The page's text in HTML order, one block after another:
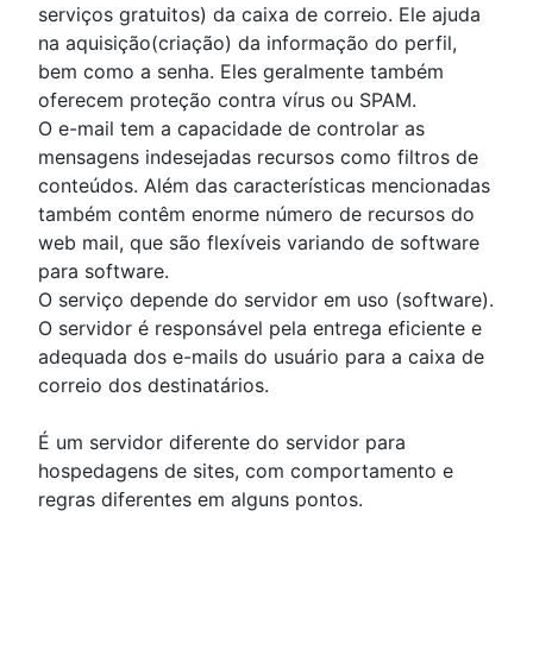
serviços gratuitos) da caixa de correio. Ele ajuda
na aquisição(criação) da informação do perfil,
bem como a senha. Eles geralmente também
oferecem proteção contra vírus ou SPAM.
O e-mail tem a capacidade de controlar as
mensagens indesejadas recursos como filtros de
conteúdos. Além das características mencionadas
também contêm enorme número de recursos do
web mail, que são flexíveis variando de software
para software.
O serviço depende do servidor em uso (software).
O servidor é responsável pela entrega eficiente e
adequada dos e-mails do usuário para a caixa de
correio dos destinatários.
É um servidor diferente do servidor para
hospedagens de sites, com comportamento e
regras diferentes em alguns pontos.